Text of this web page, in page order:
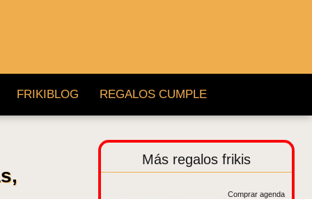
FRIKIBLOG REGALOS CUMPLE
Más regalos frikis
Comprar agenda